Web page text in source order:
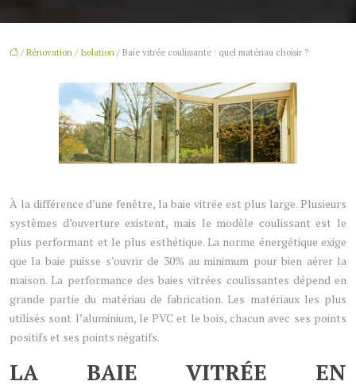
/ Rénovation / Isolation / Baie vitrée coulissante : quel matériau choisir ?
À la différence d’une fenêtre, la baie vitrée est plus large. Plusieurs
systèmes d’ouverture existent, mais le modèle coulissant est le
plus performant et le plus esthétique. La norme énergétique exige
que la baie puisse s’ouvrir de 30% au minimum pour bien aérer la
maison. La performance des baies vitrées coulissantes dépend en
grande partie du matériau de fabrication. Les matériaux les plus
utilisés sont l’aluminium, le PVC et le bois, chacun avec ses points
positifs et ses points négatifs.
LA BAIE VITRÉE EN